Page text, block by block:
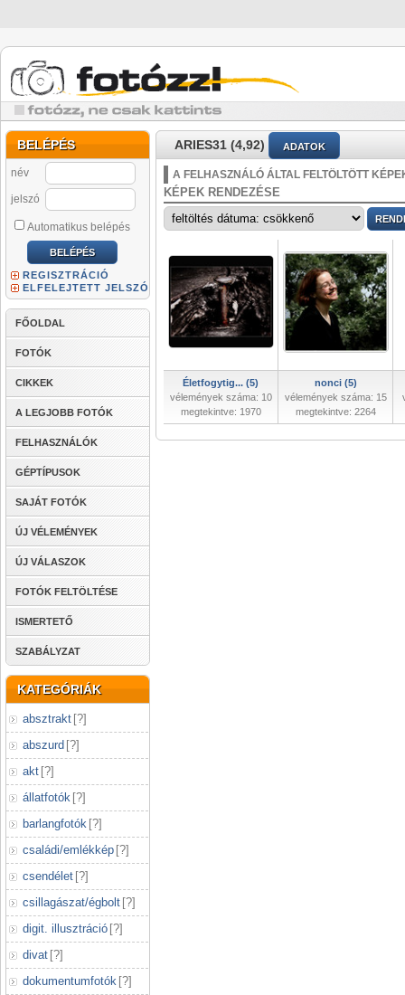
BELÉPÉS
név
jelszó
Automatikus belépés
REGISZTRÁCIÓ
ELFELEJTETT JELSZÓ
FŐOLDAL
FOTÓK
CIKKEK
A LEGJOBB FOTÓK
FELHASZNÁLÓK
GÉPTÍPUSOK
SAJÁT FOTÓK
ÚJ VÉLEMÉNYEK
ÚJ VÁLASZOK
FOTÓK FELTÖLTÉSE
ISMERTETŐ
SZABÁLYZAT
KATEGÓRIÁK
absztrakt [?]
abszurd [?]
akt [?]
állatfotók [?]
barlangfotók [?]
családi/emlékkép [?]
csendélet [?]
csillagászat/égbolt [?]
digit. illusztráció [?]
divat [?]
dokumentumfotók [?]
ARIES31 (4,92) ADATOK
A FELHASZNÁLÓ ÁLTAL FELTÖLTÖTT
KÉPEK RENDEZÉSE
Életfogytig... (5)
vélemények száma: 10
megtekintve: 1970
nonci (5)
vélemények száma: 15
megtekintve: 2264